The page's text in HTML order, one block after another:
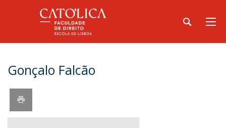
Gonçalo Falcão